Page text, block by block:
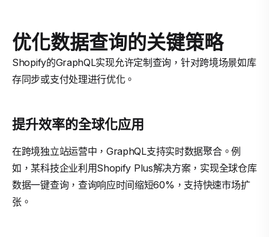
优化数据查询的关键策略
Shopify的GraphQL实现允许定制查询，针对跨境场景如库
存同步或支付处理进行优化。
提升效率的全球化应用
在跨境独立站运营中，GraphQL支持实时数据聚合。例
如，某科技企业利用Shopify Plus解决方案，实现全球仓库
数据一键查询，查询响应时间缩短60%，支持快速市场扩
张。